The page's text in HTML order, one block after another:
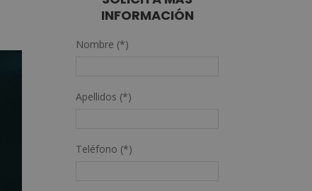
INFORMACIÓN
Nombre (*)
Apellidos (*)
Teléfono (*)